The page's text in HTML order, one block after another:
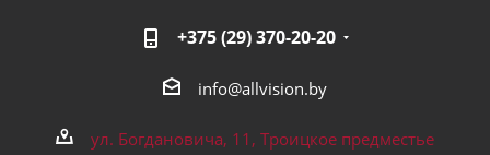
+375 (29) 370-20-20
info@allvision.by
ул. Богдановича, 11, Троицкое предместье